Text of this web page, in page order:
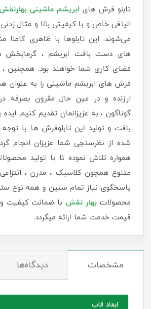
تابلو فرش های ابریشم ماشینی بهارنقش
الیافی خاص و با کیفیتی بالا و مثال
می‌شوند. این تابلوها با ظاهری کاملا
های دست بافت ابریشم ، گرمابخش
فضای کاری شما خواهند بود. همچنین ،
فرش های ابریشم ماشینی را به عنوان
ارزنده و در عین حال مقرون بصرفه
گوناگون ، به عزیزانمان تقدیم کنیم. ایده
بافت و تولید این تابلوفرش ها با
شده از نظرسنجی شما عزیزان انجام
همواره تلاش نموده تا با تولید
متنوع همچون کلاسیک ، مدرن ، انتزاعی
پاسخگوی نیاز تمام سنین و همه نوع
محصولاتبهار نقش با ضمانت کیفیت
قیمت خدمت شما ارائه میگردد.
مشخصات دیدگاه‌ها
ابعاد قاب